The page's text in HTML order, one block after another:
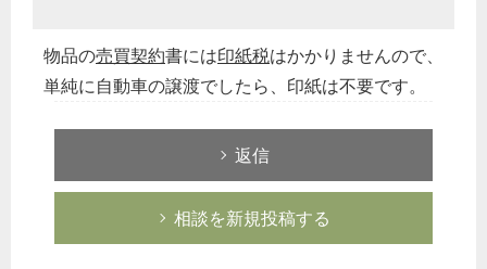
物品の売買契約書には印紙税はかかりませんので、
単純に自動車の譲渡でしたら、印紙は不要です。
返信
相談を新規投稿する